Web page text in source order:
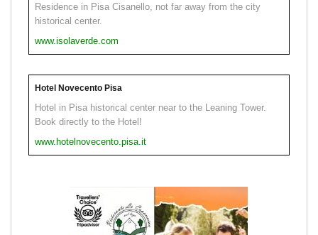
Residence in Pisa Cisanello, not far away from the city
historical center.
www.isolaverde.com
Hotel Novecento Pisa
Hotel in Pisa historical center near to the Leaning Tower.
Book directly to the Hotel!
www.hotelnovecento.pisa.it